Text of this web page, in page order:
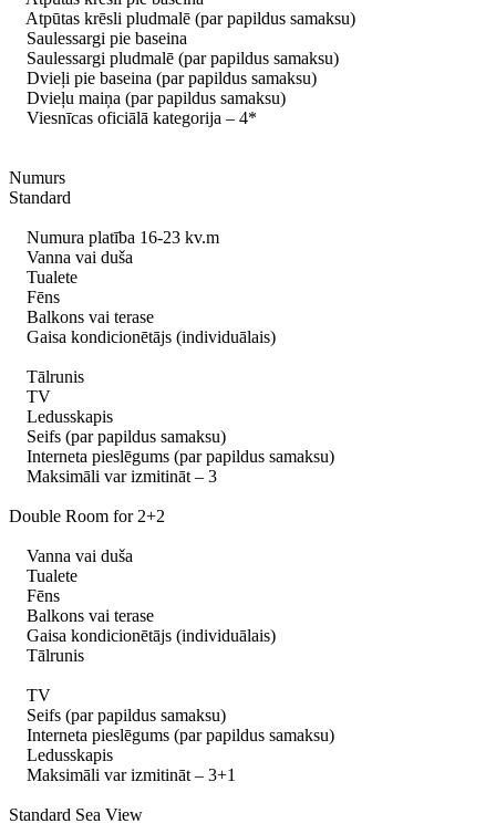
Atpūtas krēsli pludmalē (par papildus samaksu)
Saulessargi pie baseina
Saulessargi pludmalē (par papildus samaksu)
Dvieļi pie baseina (par papildus samaksu)
Dvieļu maiņa (par papildus samaksu)
Viesnīcas oficiālā kategorija – 4*
Numurs
Standard
Numura platība 16-23 kv.m
Vanna vai duša
Tualete
Fēns
Balkons vai terase
Gaisa kondicionētājs (individuālais)
Tālrunis
TV
Ledusskapis
Seifs (par papildus samaksu)
Interneta pieslēgums (par papildus samaksu)
Maksimāli var izmitināt – 3
Double Room for 2+2
Vanna vai duša
Tualete
Fēns
Balkons vai terase
Gaisa kondicionētājs (individuālais)
Tālrunis
TV
Seifs (par papildus samaksu)
Interneta pieslēgums (par papildus samaksu)
Ledusskapis
Maksimāli var izmitināt – 3+1
Standard Sea View